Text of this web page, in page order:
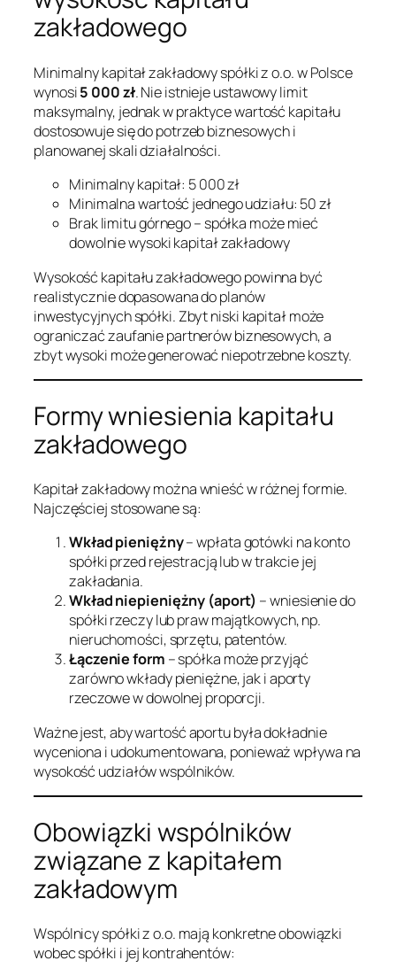
zakładowego
Minimalny kapitał zakładowy spółki z o.o. w Polsce
wynosi5 000 zł. Nie istnieje ustawowy limit
maksymalny, jednak w praktyce wartość kapitału
dostosowuje się do potrzeb biznesowych i
planowanej skali działalności.
Minimalny kapitał: 5 000 zł
Minimalna wartość jednego udziału: 50 zł
Brak limitu górnego – spółka może mieć
dowolnie wysoki kapitał zakładowy
Wysokość kapitału zakładowego powinna być
realistycznie dopasowana do planów
inwestycyjnych spółki. Zbyt niski kapitał może
ograniczać zaufanie partnerów biznesowych, a
zbyt wysoki może generować niepotrzebne koszty.
Formy wniesienia kapitału
zakładowego
Kapitał zakładowy można wnieść w różnej formie.
Najczęściej stosowane są:
Wkład pieniężny– wpłata gotówki na konto
spółki przed rejestracją lub w trakcie jej
zakładania.
Wkład niepieniężny (aport) – wniesienie do
spółki rzeczy lub praw majątkowych, np.
nieruchomości, sprzętu, patentów.
Łączenie form – spółka może przyjąć
zarówno wkłady pieniężne, jak i aporty
rzeczowe w dowolnej proporcji.
Ważne jest, aby wartość aportu była dokładnie
wyceniona i udokumentowana, ponieważ wpływa na
wysokość udziałów wspólników.
Obowiązki wspólników
związane z kapitałem
zakładowym
Wspólnicy spółki z o.o. mają konkretne obowiązki
wobec spółki i jej kontrahentów: